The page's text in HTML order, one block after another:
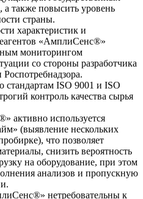
также повысить уровень
страны.
характеристик и
«АмплиСенс®»
мониторингом
со стороны разработчика
стандартам ISO 9001 и ISO
контроль качества сырья
активно используется
(выявление нескольких
что позволяет
снизить вероятность
на оборудование, при этом
анализов и пропускную
нетребовательны к